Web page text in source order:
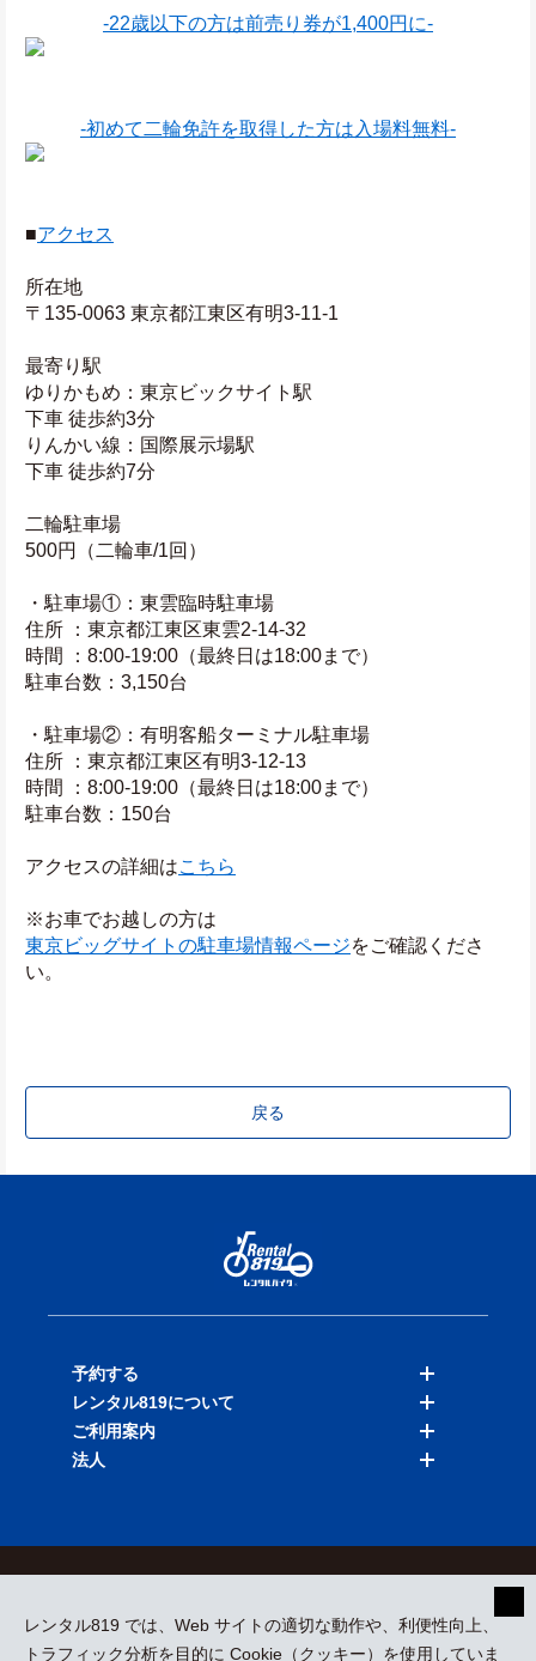
-22歳以下の方は前売り券が1,400円に-
-初めて二輪免許を取得した方は入場料無料-
■アクセス
所在地
〒135-0063 東京都江東区有明3-11-1
最寄り駅
ゆりかもめ：東京ビックサイト駅
下車 徒歩約3分
りんかい線：国際展示場駅
下車 徒歩約7分
二輪駐車場
500円（二輪車/1回）
・駐車場①：東雲臨時駐車場
住所 ：東京都江東区東雲2-14-32
時間 ：8:00-19:00（最終日は18:00まで）
駐車台数：3,150台
・駐車場②：有明客船ターミナル駐車場
住所 ：東京都江東区有明3-12-13
時間 ：8:00-19:00（最終日は18:00まで）
駐車台数：150台
アクセスの詳細はこちら
※お車でお越しの方は
東京ビッグサイトの駐車場情報ページをご確認くださ
い。
戻る
レンタル819 では、Web サイトの適切な動作や、利便性向上、
トラフィック分析を目的に Cookie（クッキー）を使用していま
予約する
バイクを探す
店舗を探す
レンタル819について
料金表
ご利用案内
法人
採用情報
プレスリリース